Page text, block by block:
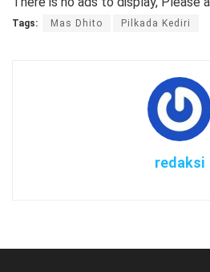
Tags: Mas Dhito Pilkada Kediri
redaksi